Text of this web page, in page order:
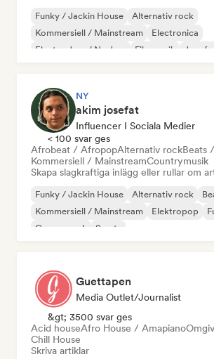
Funky / Jackin House
Alternativ rock
Kommersiell / Mainstream
Electronica
Electro Jazz / Nu Jazz
Filmmusik Jazz
NY
akim josefat
Influencer I Sociala Medier
< 100 svar ges
Afrobeat / AfropopAlternativ rockBeats
Kommersiell / MainstreamCountrymusik
Skapa slagkraftiga inlägg eller rullar om
Funky / Jackin House Alternativ rock
Kommersiell / Mainstream
Elektropop
Garage rock
Smuts
Guettapen
Media Outlet/Journalist
&gt; 3500 svar ges
Acid houseAfro House / Amapiano
Chill House
Skriva artiklar